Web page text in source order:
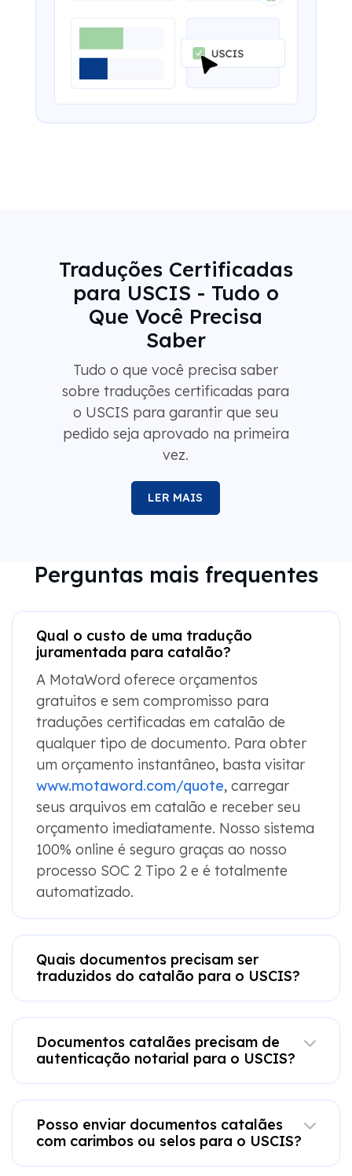
Traduções Certificadas
para USCIS - Tudo o
Que Você Precisa
Saber
Tudo o que você precisa saber
sobre traduções certificadas para
o USCIS para garantir que seu
pedido seja aprovado na primeira
vez.
LER MAIS
Perguntas mais frequentes
Qual o custo de uma tradução
juramentada para catalão?
A MotaWord oferece orçamentos
gratuitos e sem compromisso para
traduções certificadas em catalão de
qualquer tipo de documento. Para obter
um orçamento instantâneo, basta visitar
www.motaword.com/quote, carregar
seus arquivos em catalão e receber seu
orçamento imediatamente. Nosso sistema
100% online é seguro graças ao nosso
processo SOC 2 Tipo 2 e é totalmente
automatizado.
Quais documentos precisam ser
traduzidos do catalão para o USCIS?
Documentos catalães precisam de
autenticação notarial para o USCIS?
Posso enviar documentos catalães
com carimbos ou selos para o USCIS?